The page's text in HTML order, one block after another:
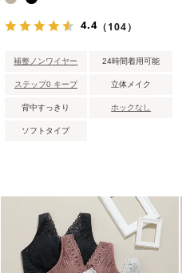
4.4（104）
補整ノンワイヤー 24時間着用可能
ステップ0 キープ 立体メイク
背中すっきり ホックなし
ソフトタイプ